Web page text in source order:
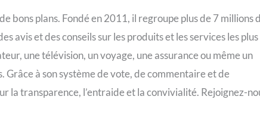
bons plans. Fondé en 2011, il regroupe plus de 7 millions
avis et des conseils sur les produits et les services les plus
une télévision, un voyage, une assurance ou même un
à son système de vote, de commentaire et de
la transparence, l’entraide et la convivialité. Rejoignez-